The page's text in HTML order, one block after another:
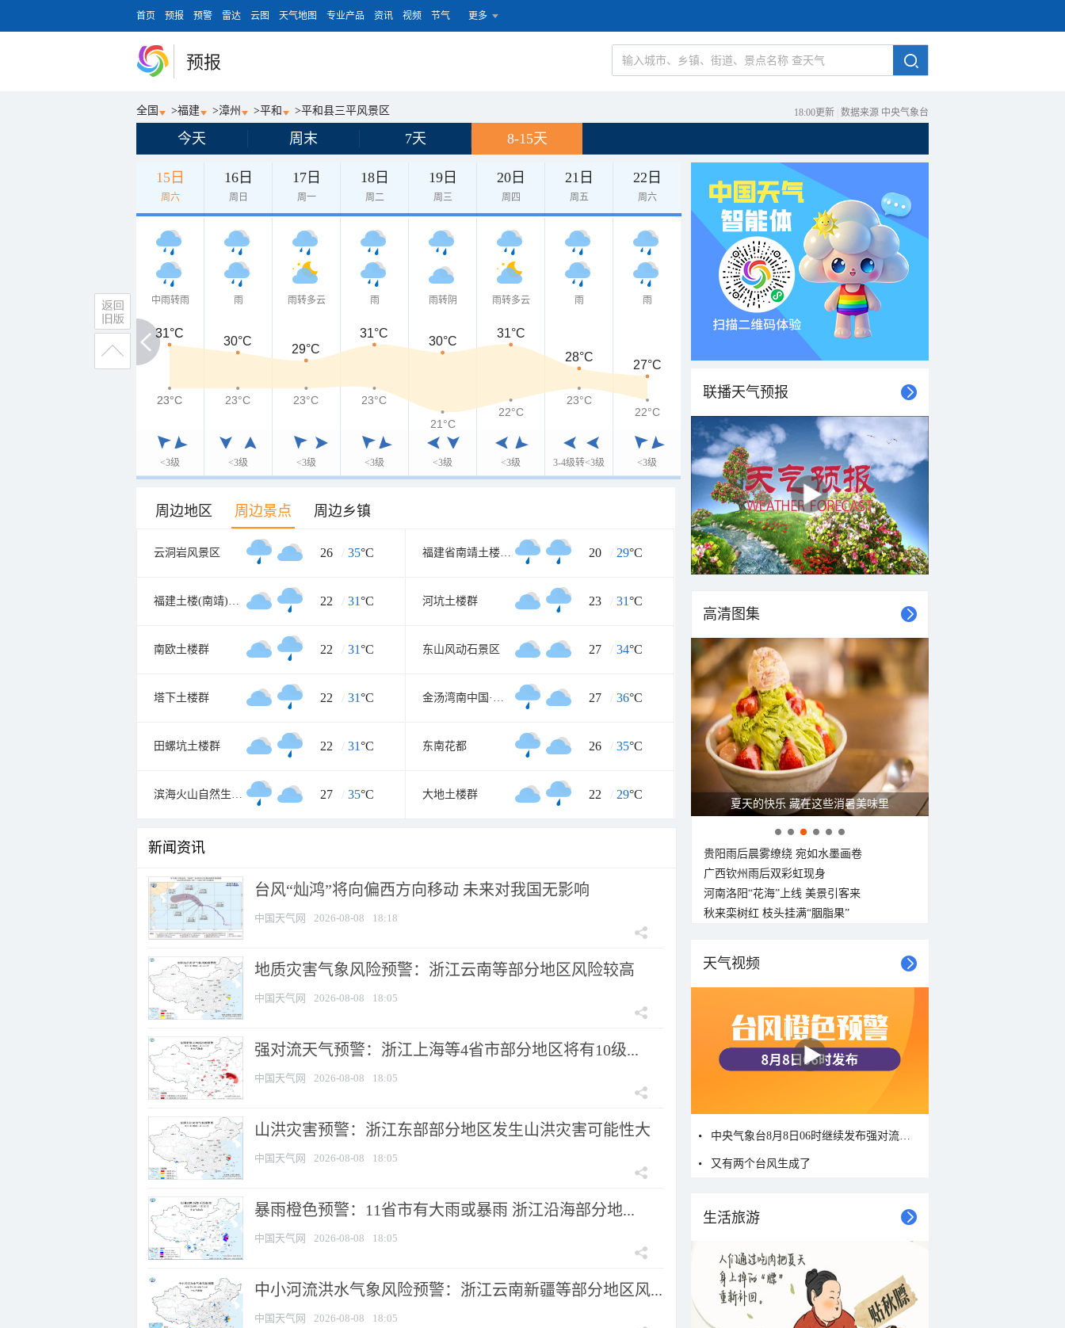
首页 预报 预警 雷达 云图 天气地图 专业产品 资讯 视频 节气 更多
预报
全国 >福建 >漳州 >平和 >平和县三平风景区 18:00更新 数据来源 中央气象台
今天 周末 7天 8-15天
15日
周六
16日
周日
17日
周一
18日
周二
19日
周三
20日
周四
21日
周五
22日
周六
中雨转雨
<3级
雨
<3级
雨转多云
<3级
雨
<3级
雨转阴
<3级
雨转多云
<3级
雨
3-4级转<3级
雨
<3级
31°C
31°C
30°C
29°C
31°C
30°C
31°C
28°C
27°C
23°C
23°C 23°C 23°C
23°C
21°C
22°C
23°C
22°C
周边地区 周边景点 周边乡镇
云洞岩风景区 26 / 35°C 福建省南靖土楼博物馆 20 / 29°C
福建土楼(南靖)景区 22 / 31°C 河坑土楼群 23 / 31°C
南欧土楼群 22 / 31°C 东山风动石景区 27 / 34°C
塔下土楼群 22 / 31°C 金汤湾南中国·海水温泉度假地 27 / 36°C
田螺坑土楼群 22 / 31°C 东南花都 26 / 35°C
滨海火山自然生态风景旅游区 27 / 35°C 大地土楼群 22 / 29°C
新闻资讯
台风“灿鸿”将向偏西方向移动 未来对我国无影响
中国天气网 2026-08-08 18:18
地质灾害气象风险预警：浙江云南等部分地区风险较高
中国天气网 2026-08-08 18:05
强对流天气预警：浙江上海等4省市部分地区将有10级...
中国天气网 2026-08-08 18:05
山洪灾害预警：浙江东部部分地区发生山洪灾害可能性大
中国天气网 2026-08-08 18:05
暴雨橙色预警：11省市有大雨或暴雨 浙江沿海部分地...
中国天气网 2026-08-08 18:05
中小河流洪水气象风险预警：浙江云南新疆等部分地区风...
中国天气网 2026-08-08 18:05
联播天气预报
高清图集
夏天的快乐 藏在这些消暑美味里
贵阳雨后晨雾缭绕 宛如水墨画卷
广西钦州雨后双彩虹现身
河南洛阳“花海”上线 美景引客来
秋来栾树红 枝头挂满“胭脂果”
天气视频
中央气象台8月8日06时继续发布强对流天气蓝色预警
又有两个台风生成了
生活旅游